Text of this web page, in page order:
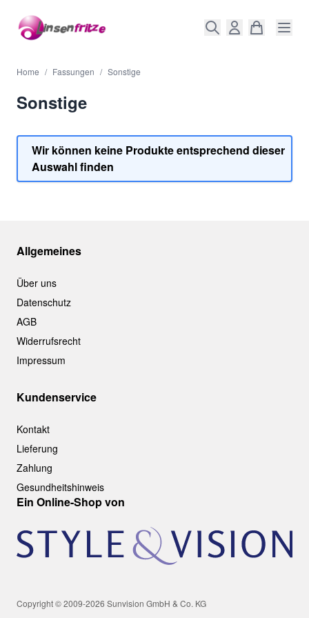
Home / Fassungen / Sonstige
Sonstige
Wir können keine Produkte entsprechend dieser
Auswahl finden
Allgemeines
Über uns
Datenschutz
AGB
Widerrufsrecht
Impressum
Kundenservice
Kontakt
Lieferung
Zahlung
Gesundheitshinweis
Ein Online-Shop von
Copyright © 2009-2026 Sunvision GmbH & Co. KG